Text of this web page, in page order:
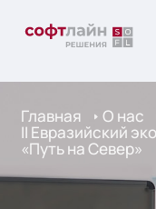
Главная О нас
II Евразийский
«Путь на Север»